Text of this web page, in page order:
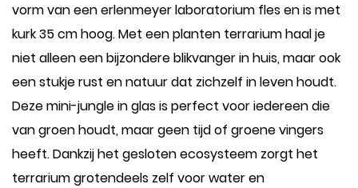
vorm van een erlenmeyer laboratorium fles en is met
kurk 35 cm hoog. Met een planten terrarium haal je
niet alleen een bijzondere blikvanger in huis, maar ook
een stukje rust en natuur dat zichzelf in leven houdt.
Deze mini-jungle in glas is perfect voor iedereen die
van groen houdt, maar geen tijd of groene vingers
heeft. Dankzij het gesloten ecosysteem zorgt het
terrarium grotendeels zelf voor water en